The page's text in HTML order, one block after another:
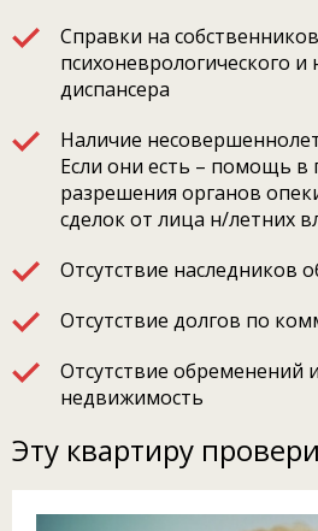
Справки на
психоневрологического и
диспансера
Наличие
Если они есть – помощь в
разрешения органов
сделок от лица н/летних
Отсутствие наследников
Отсутствие долгов по
Отсутствие обременений
недвижимость
Эту квартиру